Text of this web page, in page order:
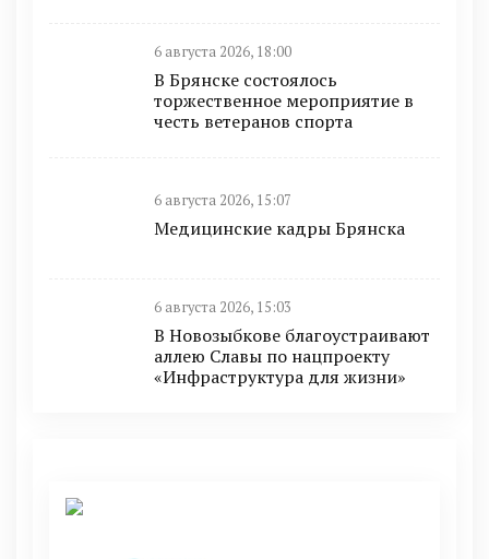
6 августа 2026, 18:00
В Брянске состоялось
торжественное мероприятие в
честь ветеранов спорта
6 августа 2026, 15:07
Медицинские кадры Брянска
6 августа 2026, 15:03
В Новозыбкове благоустраивают
аллею Славы по нацпроекту
«Инфраструктура для жизни»